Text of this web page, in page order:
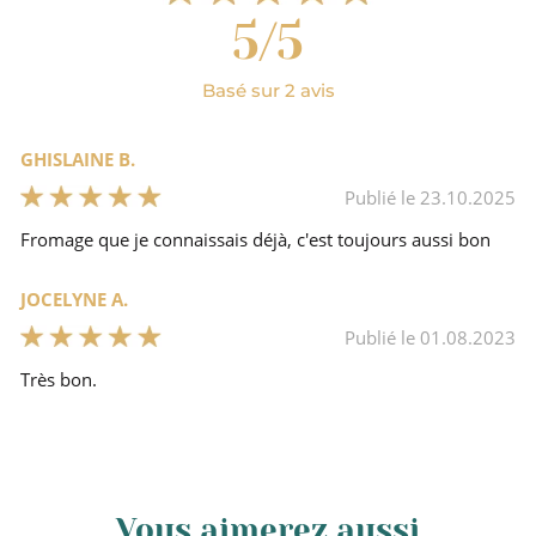
Oui
Remise Quantité
Vache
5/5
Basé sur 2 avis
GHISLAINE B.
Publié le 23.10.2025
Fromage que je connaissais déjà, c'est toujours aussi bon
JOCELYNE A.
Publié le 01.08.2023
Très bon.